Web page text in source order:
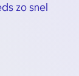
zo snel